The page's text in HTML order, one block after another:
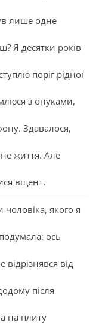
лише одне
Я десятки років
поріг рідної
з онуками,
Здавалося,
життя. Але
вщент.
якого я
ось
від
після
на плиту